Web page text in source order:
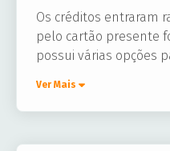
Os créditos entraram
pelo cartão presente
possui várias opções
funcionou
Ver Mais